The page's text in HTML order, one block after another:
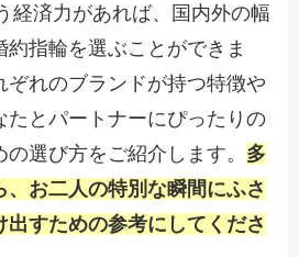
経済力があれば、国内外の幅
約指輪を選ぶことができま
ぞれのブランドが持つ特徴や
たとパートナーにぴったりの
選び方をご紹介します。 多
お二人の特別な瞬間にふさ
すための参考にしてくださ